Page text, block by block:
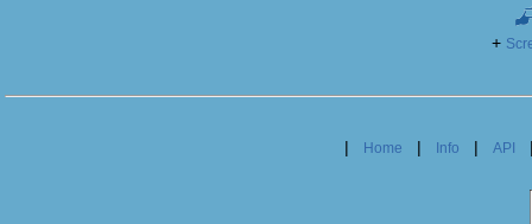
+
| Home | Info | API